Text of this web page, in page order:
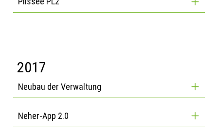
2017
Neubau der Verwaltung
Neher-App 2.0